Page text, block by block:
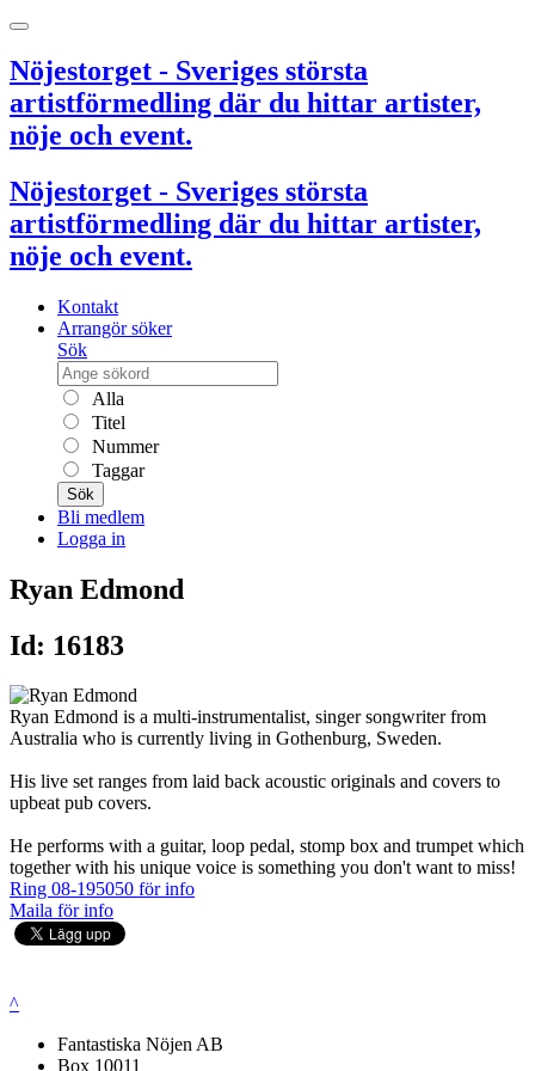
Nöjestorget - Sveriges största
artistförmedling där du hittar artister,
nöje och event.
Nöjestorget - Sveriges största
artistförmedling där du hittar artister,
nöje och event.
Kontakt
Arrangör söker
Sök
Alla
Titel
Nummer
Taggar
Sök
Bli medlem
Logga in
Ryan Edmond
Id: 16183
Ryan Edmond is a multi-instrumentalist, singer songwriter from
Australia who is currently living in Gothenburg, Sweden.
His live set ranges from laid back acoustic originals and covers to
upbeat pub covers.
He performs with a guitar, loop pedal, stomp box and trumpet which
together with his unique voice is something you don't want to miss!
Ring 08-195050 för info
Maila för info
^
Fantastiska Nöjen AB
Box 10011